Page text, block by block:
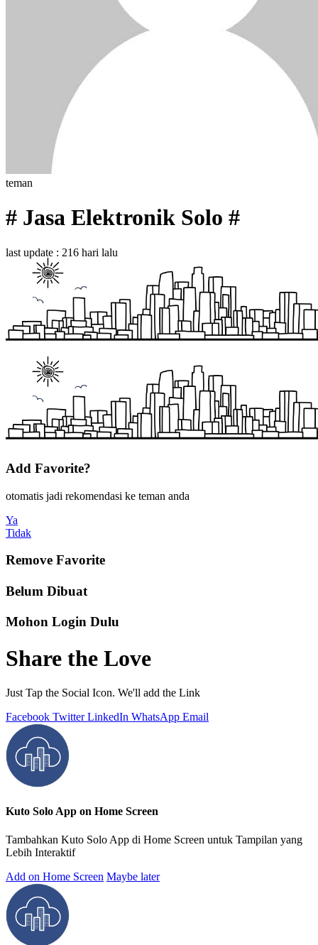
teman
# Jasa Elektronik Solo #
last update : 216 hari lalu
Add Favorite?
otomatis jadi rekomendasi ke teman anda
Ya
Tidak
Remove Favorite
Belum Dibuat
Mohon Login Dulu
Share the Love
Just Tap the Social Icon. We'll add the Link
Facebook Twitter LinkedIn WhatsApp Email
Kuto Solo App on Home Screen
Tambahkan Kuto Solo App di Home Screen untuk Tampilan yang
Lebih Interaktif
Add on Home Screen Maybe later